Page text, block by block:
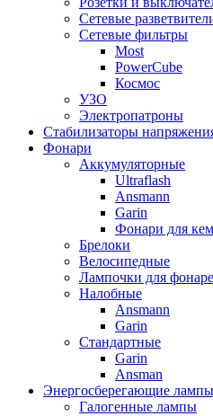
Сетевые
Сетевые фильтры
Most
PowerCube
Космос
УЗО
Электропатроны
Стабилизаторы
Фонари
Аккумуляторные
Ultraflash
Ansmann
Garin
Фонари для
Брелоки
Велосипедные
Лампочки для
Налобные
Ansmann
Garin
Стандартные
Garin
Ansman
Энергосберегающие лампы
Галогенные лампы